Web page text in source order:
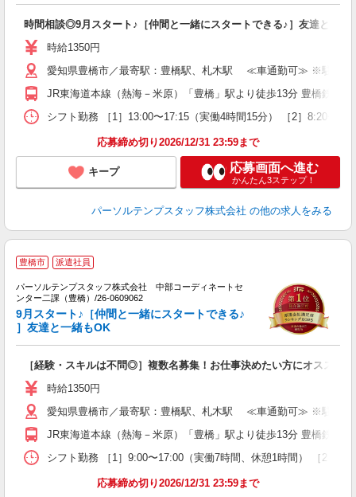
時間相談◎9月スタート♪［仲間と一緒にスタートできる♪］友達と一緒
時給1350円
愛知県豊橋市／最寄駅：豊橋駅、札木駅 ≪車通勤可≫ ※駐車場
JR東海道本線（熱海－米原）「豊橋」駅より徒歩13分 豊橋鉄道
シフト勤務 ［1］13:00〜17:15（実働4時間15分） ［2］8:20〜
応募締め切り2026/12/31 23:59まで
キープ 応募画面へ進む
かんたん3ステップ！
パーソルテンプスタッフ株式会社 の他の求人をみる
豊橋市 派遣社員
パーソルテンプスタッフ株式会社 中部コーディネートセ
ンター二課（豊橋）/26-0609062
9月スタート♪［仲間と一緒にスタートできる♪
］友達と一緒もOK
［経験・スキルは不問◎］複数名募集！お仕事決めたい方にオススメ★
時給1350円
愛知県豊橋市／最寄駅：豊橋駅、札木駅 ≪車通勤可≫ ※駐車場
JR東海道本線（熱海－米原）「豊橋」駅より徒歩13分 豊橋鉄道
シフト勤務 ［1］9:00〜17:00（実働7時間、休憩1時間） ［2］
応募締め切り2026/12/31 23:59まで